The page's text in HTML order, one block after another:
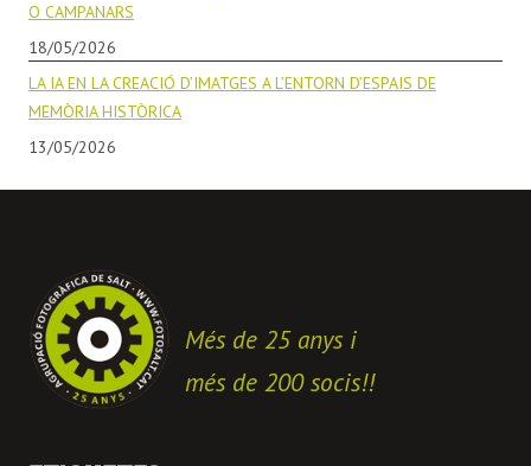
O CAMPANARS
18/05/2026
LA IA EN LA CREACIÓ D’IMATGES A L’ENTORN D’ESPAIS DE
MEMÒRIA HISTÒRICA
13/05/2026
Més de 25 anys i
més de 200 socis!!